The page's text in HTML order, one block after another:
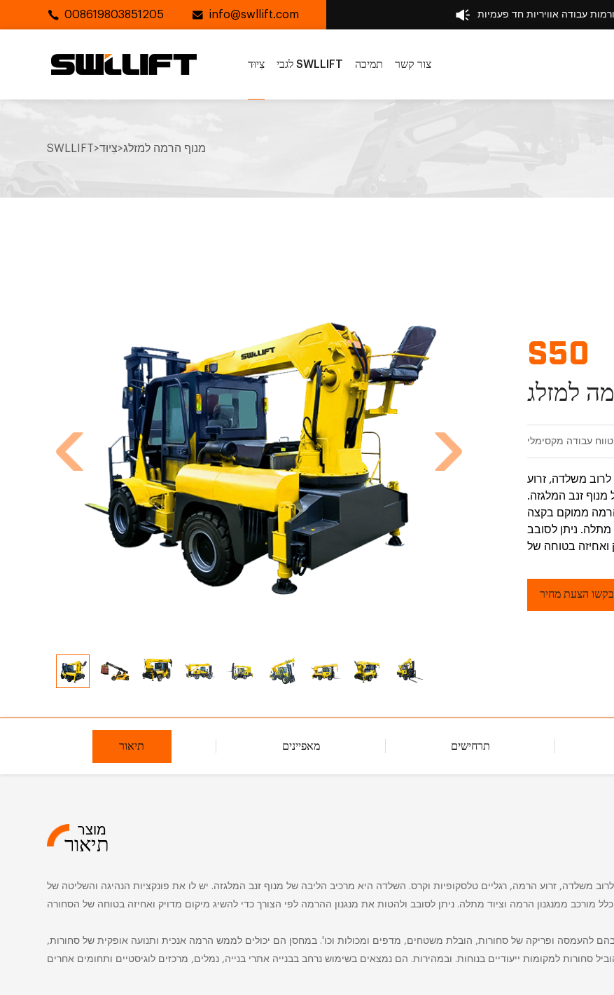
008619803851205 info@swllift.com עבודה אוויריות חד פעמיות
צִיוּד לגבי SWLLIFT תמיכה צור קשר
SWLLIFT>צִיוּד>מנוף הרמה למזלג
S50
למזלג
לרוב משלדה, זרוע
זנב המלגזה.
ממוקם בקצה
מתלה. ניתן לסובב
ואחיזה בטוחה של
בקשו הצעת מחיר
תיאור מאפיינים תרחישים
מוצר
תיאור
משלדה, זרוע הרמה, רגליים טלסקופיות וקרס. השלדה היא מרכיב הליבה של מנוף זנב המלגזה. יש לו את פונקציות הנהיגה והשליטה של
להעמסה ופריקה של סחורות, הובלת משטחים, מדפים ומכולות וכו'. במחסן הם יכולים לממש הרמה אנכית ותנועה אופקית של סחורות,
סחורות למקומות ייעודיים בנוחות. ובמהירות. הם נמצאים בשימוש נרחב בבנייה אתרי בנייה, נמלים, מרכזים לוגיסטיים ותחומים אחרים